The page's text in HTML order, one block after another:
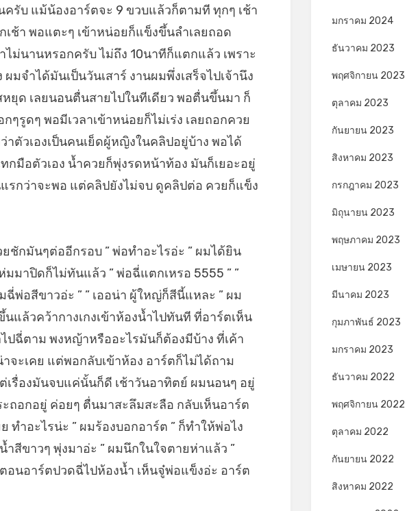
รับ แม้น้องอาร์ตจะ 9 ขวบแล้วก็ตามที ทุกๆ เช้า
ช้า พอแตะๆ เข้าหน่อยก็แข็งขึ้นลำเลยถอด
ไม่นานหรอกครับ ไม่ถึง 10นาทีก็แตกแล้ว เพราะ
มจำได้มันเป็นวันเสาร์ งานผมพึ่งเสร็จไปเจ้านึง
ยุด เลยนอนตื่นสายไปในทีเดียว พอตื่นขึ้นมา ก็
ๆรูดๆ พอมีเวลาเข้าหน่อยก็ไม่เร่ง เลยถอกควย
าตัวเองเป็นคนเย็ดผู้หญิงในคลิปอยู่บ้าง พอได้
กมือตัวเอง น้ำควยก็พุ่งรดหน้าท้อง มันก็เยอะอยู่
รกว่าจะพอ แต่คลิปยังไม่จบ ดูคลิปต่อ ควยก็แข็ง
กมันๆต่ออีกรอบ ” พ่อทำอะไรอ่ะ ” ผมได้ยิน
มมาปิดก็ไม่ทันแล้ว ” พ่อฉี่แตกเหรอ 5555 ” ”
ฉี่พ่อสีขาวอ่ะ ” ” เออน่า ผู้ใหญ่ก็สีนี้แหละ ” ผม
ล้วคว้ากางเกงเข้าห้องน้ำไปทันที ที่อาร์ตเห็น
ไปฉี่ตาม พงหญ้าหรืออะไรมันก็ต้องมีบ้าง ที่เค้า
ะเคย แต่พอกลับเข้าห้อง อาร์ตก็ไม่ได้ถาม
เรื่องมันจบแค่นั้นก็ดี เช้าวันอาทิตย์ ผมนอนๆ อยู่
ถอกอยู่ ค่อยๆ ตื่นมาสะลึมสะลือ กลับเห็นอาร์ต
ทำอะไรน่ะ ” ผมร้องบอกอาร์ต ” ก็ทำให้พ่อไง
สีขาวๆ พุ่งมาอ่ะ ” ผมนึกในใจตายห่าแล้ว ”
นอาร์ตปวดฉี่ไปห้องน้ำ เห็นจู๋พ่อแข็งอ่ะ อาร์ต
มกราคม 2024
ธันวาคม 2023
พฤศจิกายน 2023
ตุลาคม 2023
กันยายน 2023
สิงหาคม 2023
กรกฎาคม 2023
มิถุนายน 2023
พฤษภาคม 2023
เมษายน 2023
มีนาคม 2023
กุมภาพันธ์ 2023
มกราคม 2023
ธันวาคม 2022
พฤศจิกายน 2022
ตุลาคม 2022
กันยายน 2022
สิงหาคม 2022